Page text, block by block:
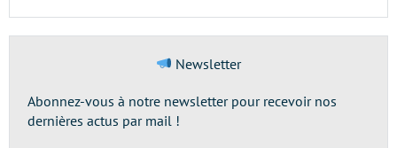
Newsletter
Abonnez-vous à notre newsletter pour recevoir nos
dernières actus par mail !